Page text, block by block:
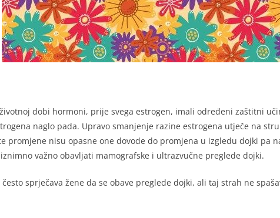
dobi hormoni, prije svega estrogen, imali određeni zaštitni
naglo pada. Upravo smanjenje razine estrogena utječe na
promjene nisu opasne one dovode do promjena u izgledu dojki pa
važno obavljati mamografske i ultrazvučne preglede dojki.
sprječava žene da se obave preglede dojki, ali taj strah ne